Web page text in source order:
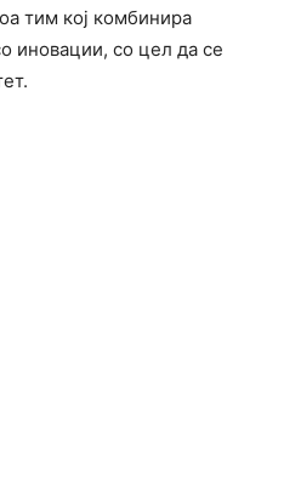
тим кој комбинира
иновации, со цел да се